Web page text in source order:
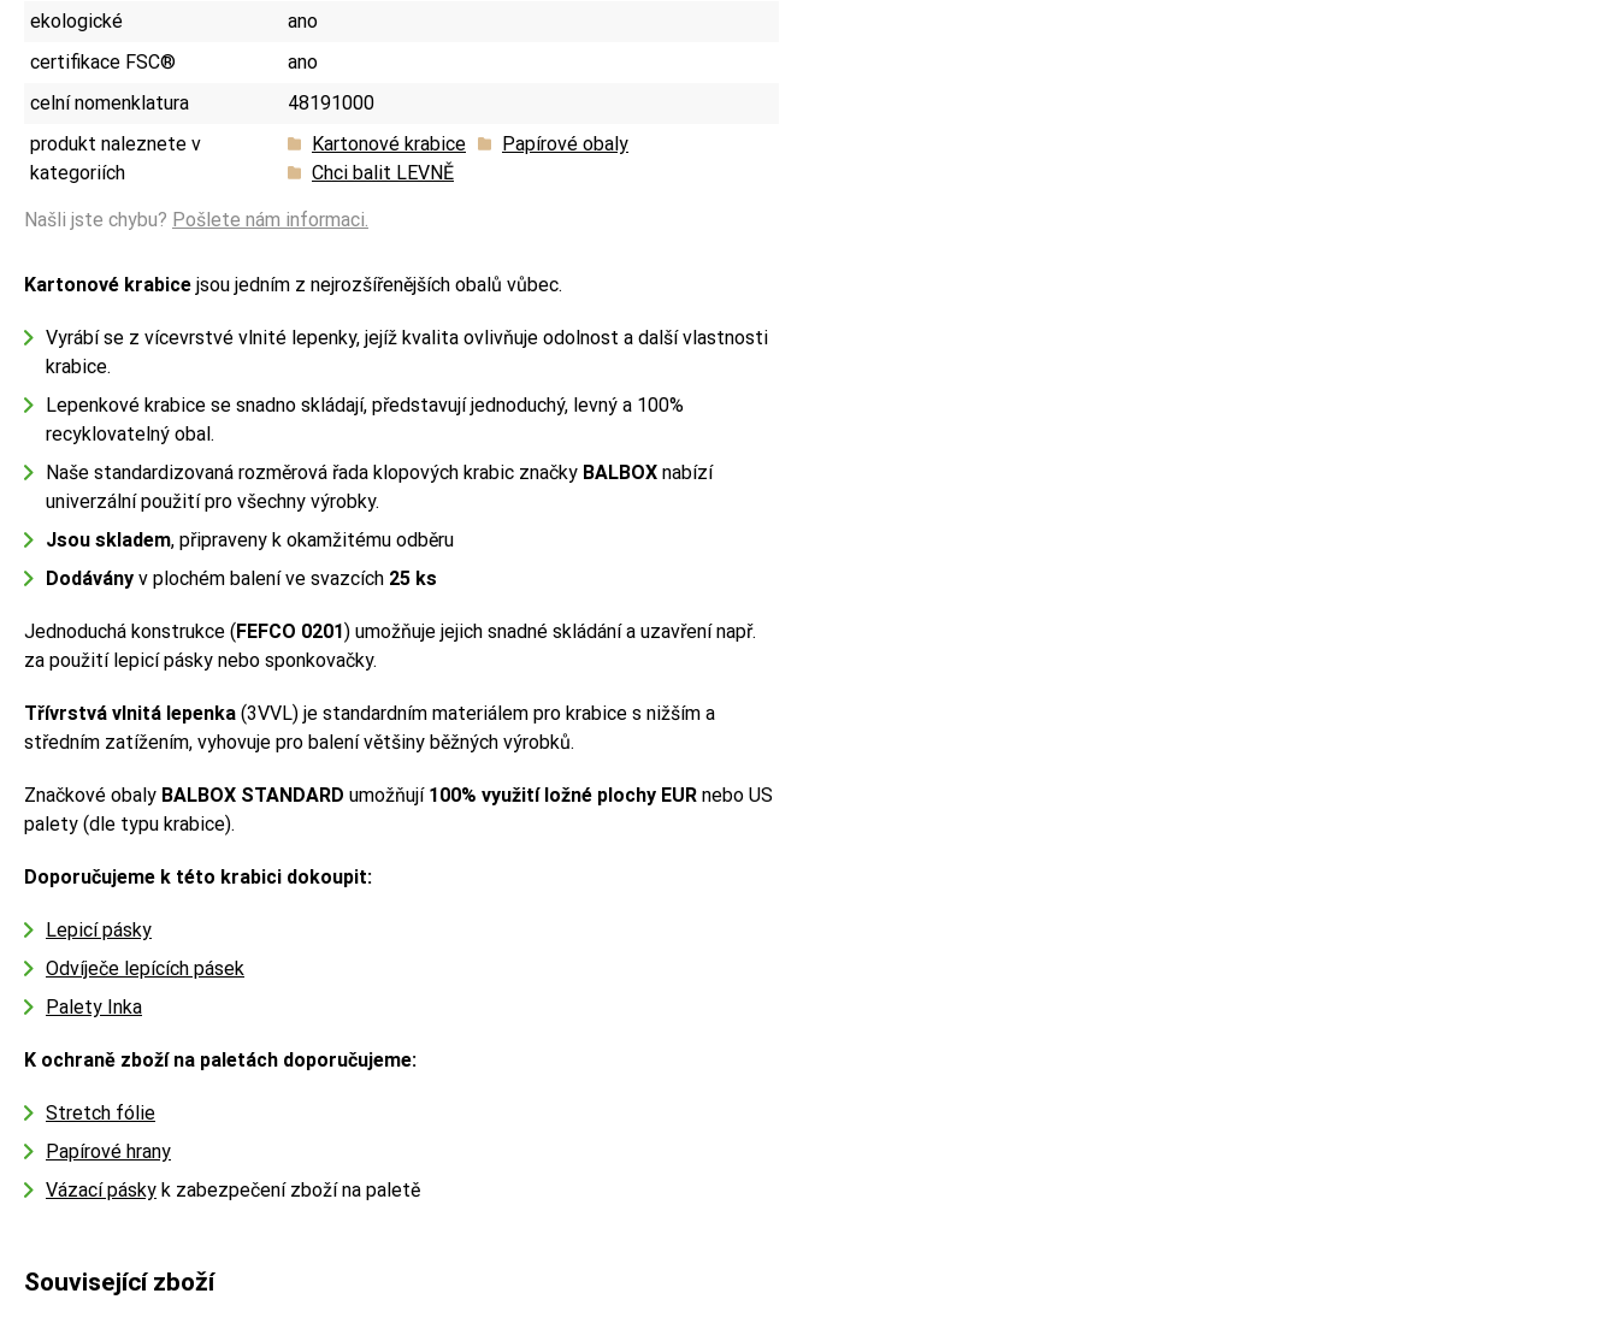
ekologické
ano
certifikace FSC®
ano
celní nomenklatura
48191000
produkt naleznete v
kategoriích
Kartonové krabice
Papírové obaly
Chci balit LEVNĚ
Našli jste chybu? Pošlete nám informaci.
Kartonové krabice jsou jedním z nejrozšířenějších obalů vůbec.
Vyrábí se z vícevrstvé vlnité lepenky, jejíž kvalita ovlivňuje odolnost a další vlastnosti
krabice.
Lepenkové krabice se snadno skládají, představují jednoduchý, levný a 100%
recyklovatelný obal.
Naše standardizovaná rozměrová řada klopových krabic značky BALBOX nabízí
univerzální použití pro všechny výrobky.
Jsou skladem, připraveny k okamžitému odběru
Dodávány v plochém balení ve svazcích 25 ks
Jednoduchá konstrukce (FEFCO 0201) umožňuje jejich snadné skládání a uzavření např.
za použití lepicí pásky nebo sponkovačky.
Třívrstvá vlnitá lepenka (3VVL) je standardním materiálem pro krabice s nižším a
středním zatížením, vyhovuje pro balení většiny běžných výrobků.
Značkové obaly BALBOX STANDARD umožňují 100% využití ložné plochy EUR nebo US
palety (dle typu krabice).
Doporučujeme k této krabici dokoupit:
Lepicí pásky
Odvíječe lepících pásek
Palety Inka
K ochraně zboží na paletách doporučujeme:
Stretch fólie
Papírové hrany
Vázací pásky k zabezpečení zboží na paletě
Související zboží